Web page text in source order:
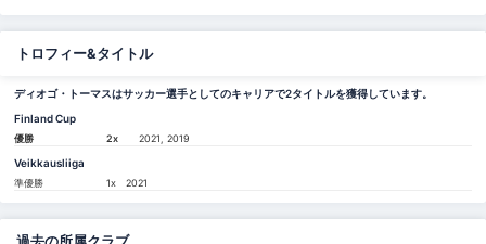
トロフィー&タイトル
ディオゴ・トーマスはサッカー選手としてのキャリアで2タイトルを獲得しています。
Finland Cup
優勝 2x 2021, 2019
Veikkausliiga
準優勝 1x 2021